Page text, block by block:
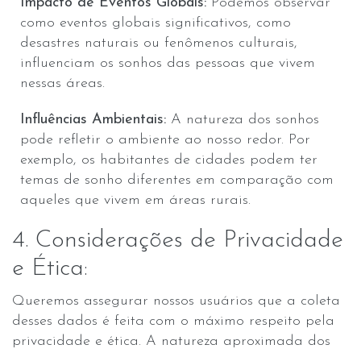
como eventos globais significativos, como
desastres naturais ou fenômenos culturais,
influenciam os sonhos das pessoas que vivem
nessas áreas.
Influências Ambientais: A natureza dos sonhos
pode refletir o ambiente ao nosso redor. Por
exemplo, os habitantes de cidades podem ter
temas de sonho diferentes em comparação com
aqueles que vivem em áreas rurais.
4. Considerações de Privacidade
e Ética:
Queremos assegurar nossos usuários que a coleta
desses dados é feita com o máximo respeito pela
privacidade e ética. A natureza aproximada dos